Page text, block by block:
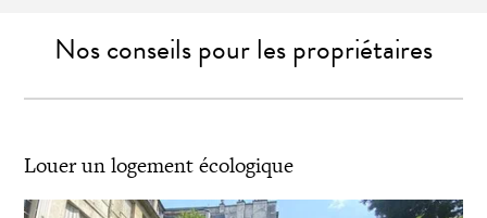
Nos conseils pour les propriétaires
Louer un logement écologique